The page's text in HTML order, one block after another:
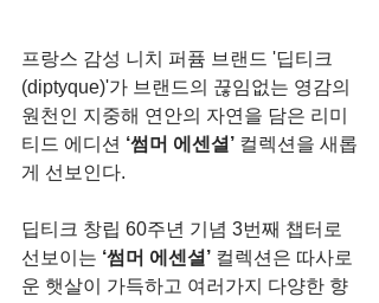
프랑스 감성 니치 퍼퓸 브랜드 '딥티크
(diptyque)'가 브랜드의 끊임없는 영감의
원천인 지중해 연안의 자연을 담은 리미
티드 에디션 ‘썸머 에센셜’ 컬렉션을 새롭
게 선보인다.
딥티크 창립 60주년 기념 3번째 챕터로
선보이는 ‘썸머 에센셜’ 컬렉션은 따사로
운 햇살이 가득하고 여러가지 다양한 향